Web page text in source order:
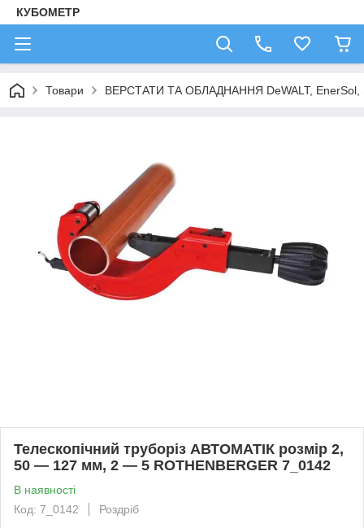
КУБОМЕТР
Товари ВЕРСТАТИ ТА ОБЛАДНАННЯ DeWALT, EnerSol,
Телескопічний труборіз АВТОМАТІК розмір 2,
50 — 127 мм, 2 — 5 ROTHENBERGER 7_0142
В наявності
Код: 7_0142
Роздріб